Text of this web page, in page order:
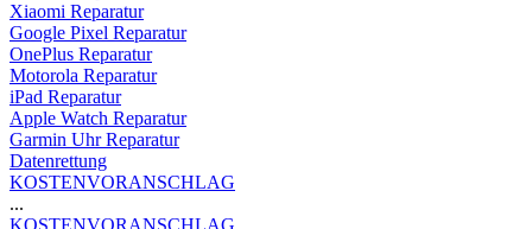
Xiaomi Reparatur
Google Pixel Reparatur
OnePlus Reparatur
Motorola Reparatur
iPad Reparatur
Apple Watch Reparatur
Garmin Uhr Reparatur
Datenrettung
KOSTENVORANSCHLAG
...
KOSTENVORANSCHLAG